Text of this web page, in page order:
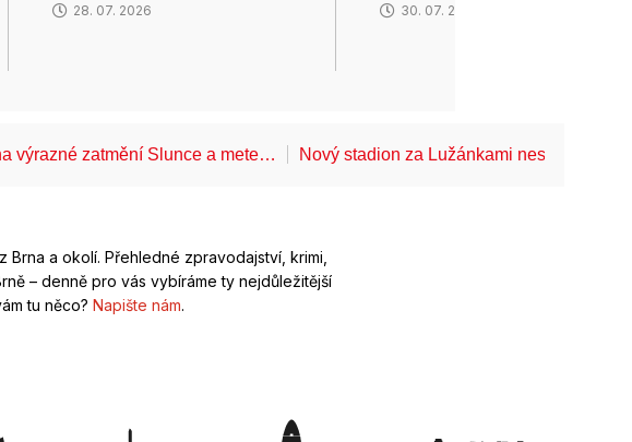
28. 07. 2026 30. 07. 2026
výrazné zatmění Slunce a mete… Nový stadion za Lužánkami nesmí mít dle
Brna a okolí. Přehledné zpravodajství, krimi,
– denně pro vás vybíráme ty nejdůležitější
tu něco? Napište nám.